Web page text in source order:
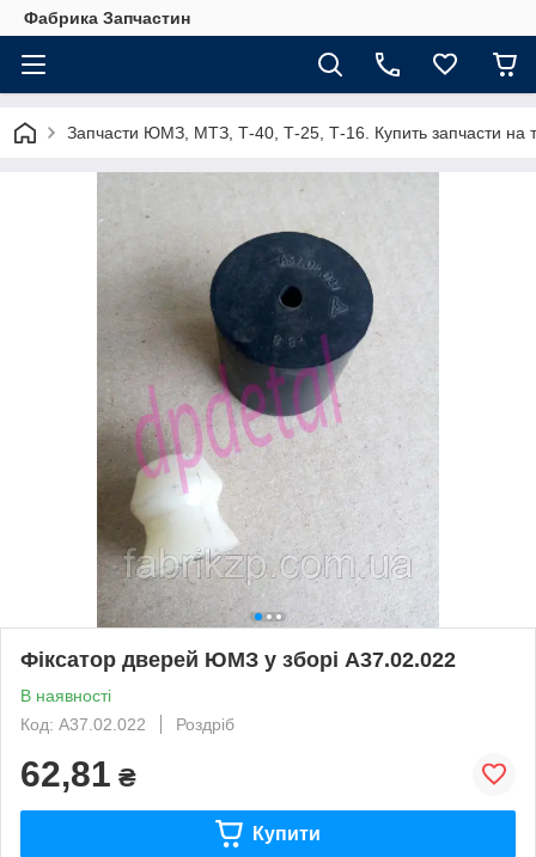
Фабрика Запчастин
Запчасти ЮМЗ, МТЗ, Т-40, Т-25, Т-16. Купить запчасти
Фіксатор дверей ЮМЗ у зборі А37.02.022
В наявності
Код: А37.02.022
Роздріб
62,81 ₴
Купити